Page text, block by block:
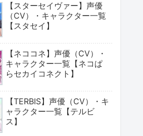
【スターセイヴァー】声優
（CV）・キャラクター一覧
【スタセイ】
【ネココネ】声優（CV）・
キャラクター一覧【ネコぱ
らセカイコネクト】
【TERBIS】声優（CV）・キ
ャラクター一覧【テルビ
ス】